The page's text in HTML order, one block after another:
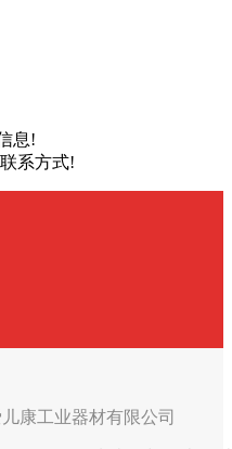
息!
系方式!
康工业器材有限公司